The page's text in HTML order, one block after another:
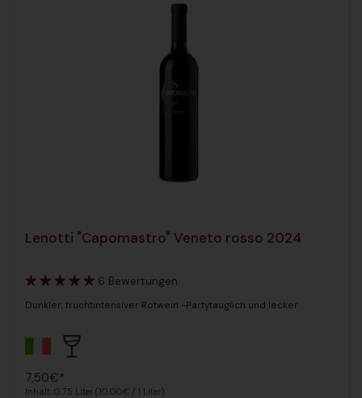
Lenotti "Capomastro" Veneto rosso 2024
6 Bewertungen
Dunkler, fruchtintensiver Rotwein -Partytauglich und lecker
Regulärer Preis
7,50€*
Inhalt: 0.75 Liter (10,00€ / 1 Liter)